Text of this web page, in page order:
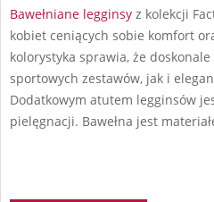
Bawełniane legginsy z kolekcji
kobiet ceniących sobie komfort
kolorystyka sprawia, że
sportowych zestawów, jak i
Dodatkowym atutem legginsów
pielęgnacji. Bawełna jest